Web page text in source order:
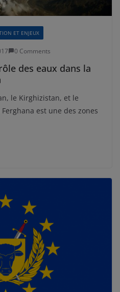
ET ENJEUX
0 Comments
des eaux dans la
le Kirghizistan, et le
est une des zones